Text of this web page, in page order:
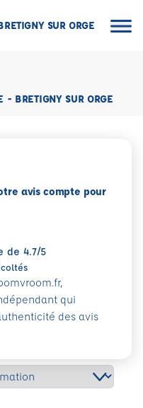
SUR ORGE
- BRETIGNY SUR ORGE
avis compte pour
de 4.7/5
qui
des avis